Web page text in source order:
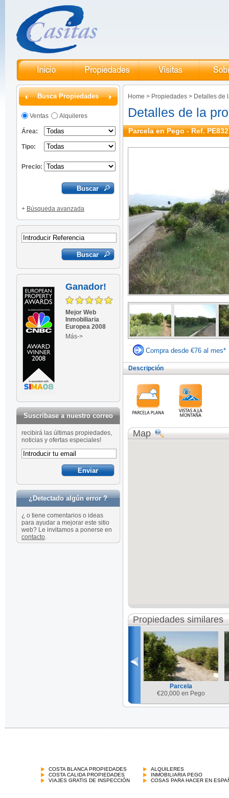
Busca Propiedades
Ventas Alquileres
Área:
Tipo:
Precio:
+ Búsqueda avanzada
Ganador!
Mejor Web
Inmobiliaria
Europea 2008
Más->
Suscribase a nuestro correo
recibirá las últimas propiedades,
noticias y ofertas especiales!
¿Detectado algún error ?
¿ o tiene comentarios o ideas
para ayudar a mejorar este sitio
web? Le invitamos a ponerse en
contacto.
Home > Propiedades > Detalles de
Detalles de la
Parcela en Pego - Ref. PE832
Compra desde €76 al mes*
Descripción
Map
Propiedades similares
Parcela
€20,000 en Pego
€ 20,000 en Vall de Gallinera
COSTA BLANCA PROPIEDADES
COSTA CALIDA PROPIEDADES
VIAJES GRATIS DE INSPECCIÓN
ALQUILERES
INMOBILIARIA PEGO
COSAS PARA HACER EN